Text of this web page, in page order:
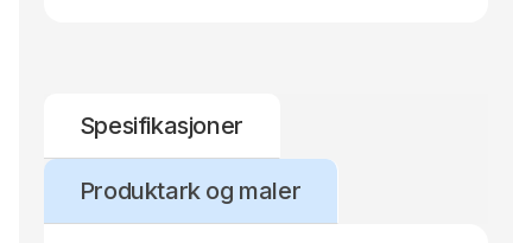
Spesifikasjoner
Produktark og maler